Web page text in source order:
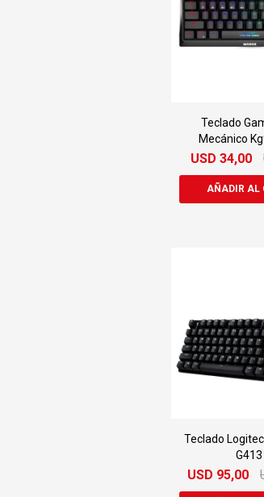
Teclado
Mecánico
USD 34,00
Teclado
G413
USD 95,00